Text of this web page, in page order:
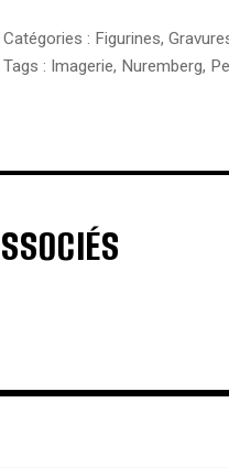
Catégories : Figurines,
Tags : Imagerie, Nuremberg,